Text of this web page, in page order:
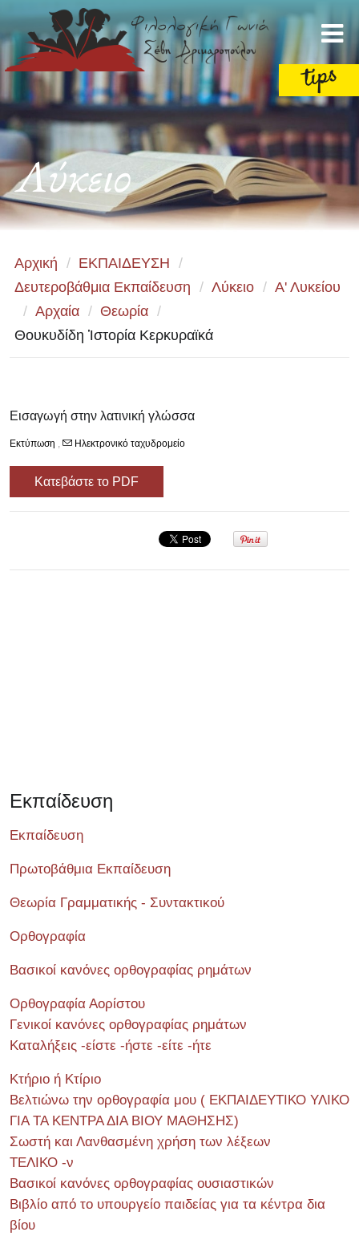
Λύκειο
Αρχική / ΕΚΠΑΙΔΕΥΣΗ /
Δευτεροβάθμια Εκπαίδευση / Λύκειο / Α' Λυκείου
/ Αρχαία / Θεωρία /
Θουκυδίδη Ἱστορία Κερκυραϊκά
Εισαγωγή στην λατινική γλώσσα
Εκτύπωση , Ηλεκτρονικό ταχυδρομείο
Κατεβάστε το PDF
Εκπαίδευση
Εκπαίδευση
Πρωτοβάθμια Εκπαίδευση
Θεωρία Γραμματικής - Συντακτικού
Ορθογραφία
Βασικοί κανόνες ορθογραφίας ρημάτων
Ορθογραφία Αορίστου
Γενικοί κανόνες ορθογραφίας ρημάτων
Καταλήξεις -είστε -ήστε -είτε -ήτε
Κτήριο ή Κτίριο
Βελτιώνω την ορθογραφία μου ( ΕΚΠΑΙΔΕΥΤΙΚΟ ΥΛΙΚΟ
ΓΙΑ ΤΑ ΚΕΝΤΡΑ ΔΙΑ ΒΙΟΥ ΜΑΘΗΣΗΣ)
Σωστή και Λανθασμένη χρήση των λέξεων
ΤΕΛΙΚΟ -ν
Βασικοί κανόνες ορθογραφίας ουσιαστικών
Βιβλίο από το υπουργείο παιδείας για τα κέντρα δια
βίου